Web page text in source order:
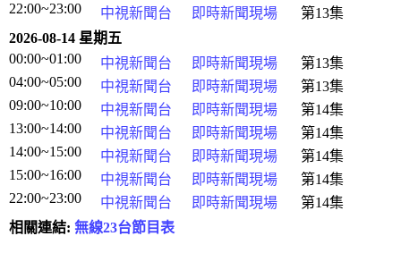
22:00~23:00
中視新聞台 即時新聞現場
第13集
2026-08-14 星期五
00:00~01:00
中視新聞台 即時新聞現場
第13集
04:00~05:00
中視新聞台 即時新聞現場
第13集
09:00~10:00
中視新聞台 即時新聞現場
第14集
13:00~14:00
中視新聞台 即時新聞現場
第14集
14:00~15:00
中視新聞台 即時新聞現場
第14集
15:00~16:00
中視新聞台 即時新聞現場
第14集
22:00~23:00
中視新聞台 即時新聞現場
第14集
相關連結: 無線23台節目表